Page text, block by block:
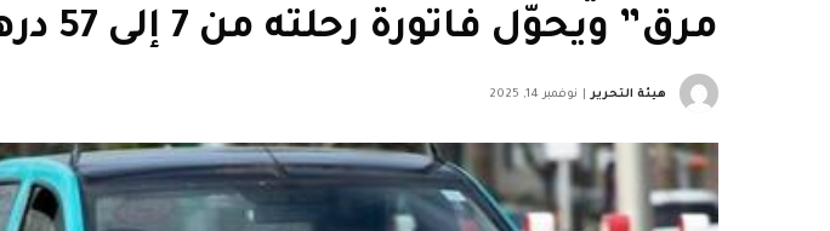
مرق” ويحوّل فاتورة رحلته من 7 إلى 57 درهما!
هيئة التحرير نوفمبر 14, 2025